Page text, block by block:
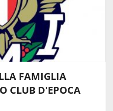
FAMIGLIA
CLUB D'EPOCA